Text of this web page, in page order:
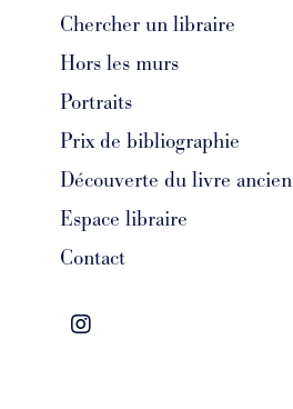
Chercher un libraire
Hors les murs
Portraits
Prix de bibliographie
Découverte du livre ancien
Espace libraire
Contact